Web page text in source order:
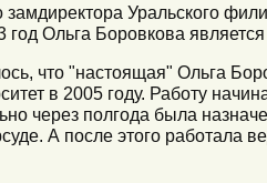
замдиректора Уральского
год Ольга Боровкова
что "настоящая" Ольга
в 2005 году. Работу
через полгода была
А после этого работала